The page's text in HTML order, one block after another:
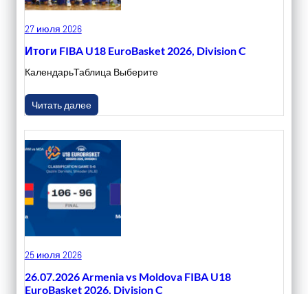
27 июля 2026
Итоги FIBA U18 EuroBasket 2026, Division C
КалендарьТаблица Выберите
Читать далее
25 июля 2026
26.07.2026 Armenia vs Moldova FIBA U18
EuroBasket 2026, Division C